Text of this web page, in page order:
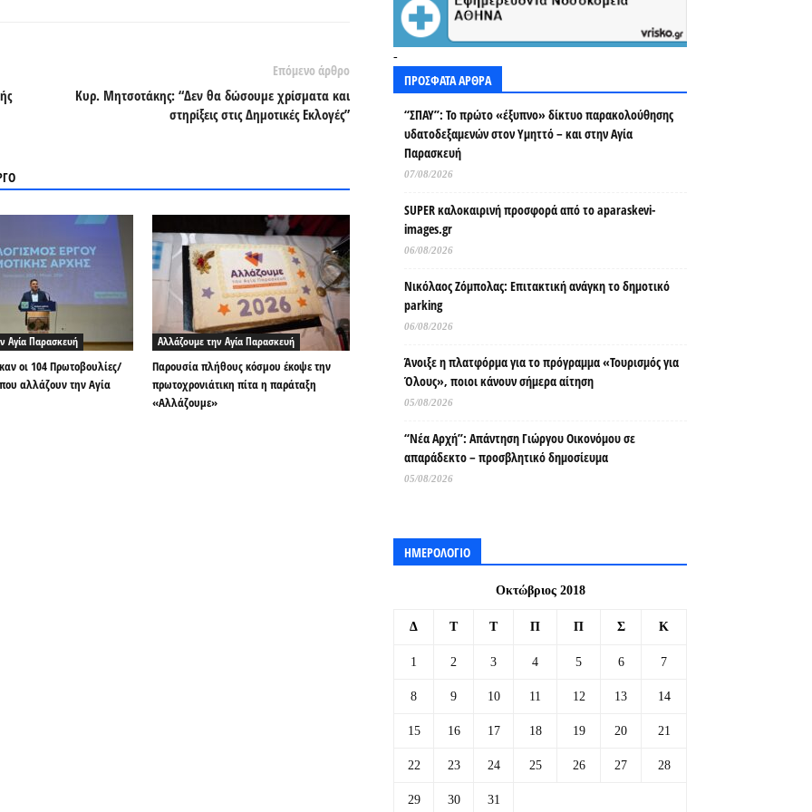
Επόμενο άρθρο
Κυρ. Μητσοτάκης: “Δεν θα δώσουμε χρίσματα και
στηρίξεις στις Δημοτικές Εκλογές”
Αγία Παρασκευή
οι 104 Πρωτοβουλίες/
αλλάζουν την Αγία
Αλλάζουμε την Αγία Παρασκευή
Παρουσία πλήθους κόσμου έκοψε την
πρωτοχρονιάτικη πίτα η παράταξη
«Αλλάζουμε»
-
ΠΡΟΣΦΑΤΑ ΑΡΘΡΑ
“ΣΠΑΥ”: Το πρώτο «έξυπνο» δίκτυο παρακολούθησης
υδατοδεξαμενών στον Υμηττό – και στην Αγία
Παρασκευή
07/08/2026
SUPER καλοκαιρινή προσφορά από το aparaskevi-
images.gr
06/08/2026
Νικόλαος Ζόμπολας: Επιτακτική ανάγκη το δημοτικό
parking
06/08/2026
Άνοιξε η πλατφόρμα για το πρόγραμμα «Τουρισμός για
Όλους», ποιοι κάνουν σήμερα αίτηση
05/08/2026
“Νέα Αρχή”: Απάντηση Γιώργου Οικονόμου σε
απαράδεκτο – προσβλητικό δημοσίευμα
05/08/2026
ΗΜΕΡΟΛΟΓΙΟ
Οκτώβριος 2018
Δ Τ Τ Π Π Σ Κ
1 2 3 4 5 6 7
8 9 10 11 12 13 14
15 16 17 18 19 20 21
22 23 24 25 26 27 28
29 30 31